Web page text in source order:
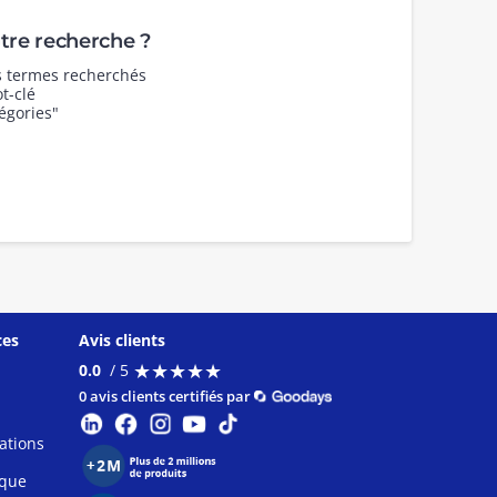
recherche ?
recherchés
clé
Avis clients
0.0 / 5 ★★★★★
★★★★★
0 avis clients certifiés par